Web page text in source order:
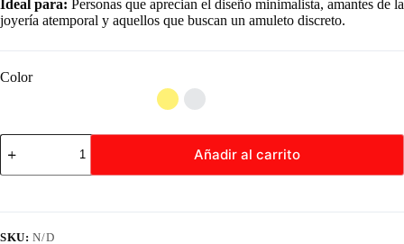
Ideal para: Personas que aprecian el diseño minimalista, amantes de la
joyería atemporal y aquellos que buscan un amuleto discreto.
Color
Collar
Gargantilla
de
Añadir al carrito
SKU:N/D